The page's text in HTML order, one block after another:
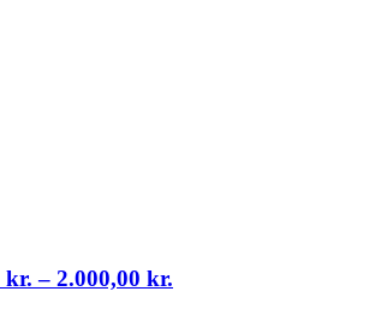
kr. – 2.000,00 kr.